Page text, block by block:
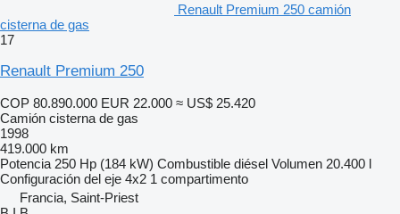
Renault Premium 250 camión
cisterna de gas
17
Renault Premium 250
COP 80.890.000 EUR 22.000 ≈ US$ 25.420
Camión cisterna de gas
1998
419.000 km
Potencia 250 Hp (184 kW) Combustible diésel Volumen 20.400 l
Configuración del eje 4x2 1 compartimento
Francia, Saint-Priest